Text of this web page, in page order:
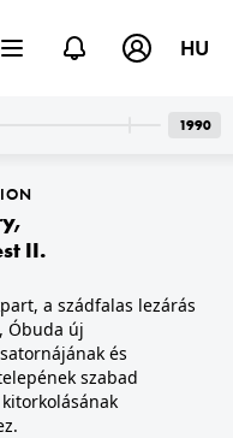
,
II.
a szádfalas lezárás
Óbuda új
és
szabad
HU
1990